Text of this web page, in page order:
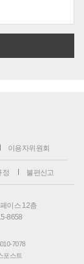
이용자위원회
정 불편신고
이스 12층
8658
7078
포스트